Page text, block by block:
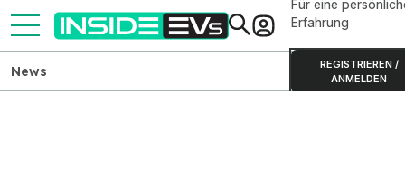
Für eine
Erfahrung
REGISTRIEREN /
ANMELDEN
News